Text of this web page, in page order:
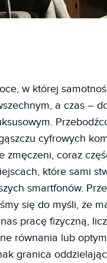
w której
a czas –
cyfrowych
zmęczeni, coraz
które sami
smartfonów.
się do myśli, że
pracę fizyczną,
równania lub
granica